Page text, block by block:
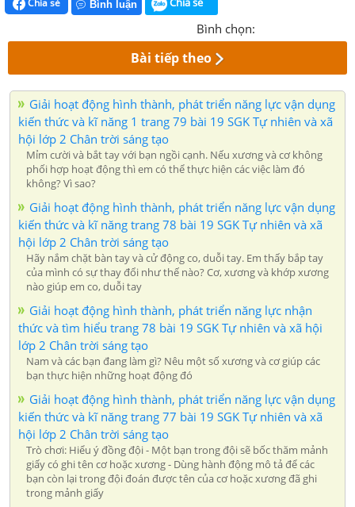
Chia sẻ Bình luận
Bình chọn:
Bài tiếp theo
Giải hoạt động hình thành, phát triển năng lực vận dụng
kiến thức và kĩ năng 1 trang 79 bài 19 SGK Tự nhiên và xã
hội lớp 2 Chân trời sáng tạo
Mỉm cười và bắt tay với bạn ngồi cạnh. Nếu xương và cơ không
phối hợp hoạt động thì em có thể thực hiện các việc làm đó
không? Vì sao?
Giải hoạt động hình thành, phát triển năng lực vận dụng
kiến thức và kĩ năng trang 78 bài 19 SGK Tự nhiên và xã
hội lớp 2 Chân trời sáng tạo
Hãy nắm chặt bàn tay và cử động co, duỗi tay. Em thấy bắp tay
của mình có sự thay đổi như thế nào? Cơ, xương và khớp xương
nào giúp em co, duỗi tay
Giải hoạt động hình thành, phát triển năng lực nhận
thức và tìm hiểu trang 78 bài 19 SGK Tự nhiên và xã hội
lớp 2 Chân trời sáng tạo
Nam và các bạn đang làm gì? Nêu một số xương và cơ giúp các
bạn thực hiện những hoạt động đó
Giải hoạt động hình thành, phát triển năng lực vận dụng
kiến thức và kĩ năng trang 77 bài 19 SGK Tự nhiên và xã
hội lớp 2 Chân trời sáng tạo
Trò chơi: Hiểu ý đồng đội - Một bạn trong đội sẽ bốc thăm mảnh
giấy có ghi tên cơ hoặc xương - Dùng hành động mô tả để các
bạn còn lại trong đội đoán được tên của cơ hoặc xương đã ghi
trong mảnh giấy